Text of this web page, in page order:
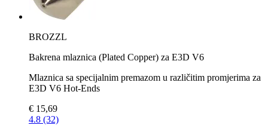
BROZZL
Bakrena mlaznica (Plated Copper) za E3D V6
Mlaznica sa specijalnim premazom u različitim promjerima za
E3D V6 Hot-Ends
€ 15,69
4.8 (32)